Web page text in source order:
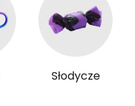
Słodycze